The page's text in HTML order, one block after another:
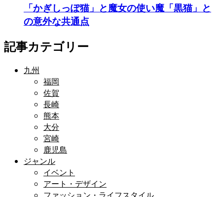
「かぎしっぽ猫」と魔女の使い魔「黒猫」と
の意外な共通点
記事カテゴリー
九州
福岡
佐賀
長崎
熊本
大分
宮崎
鹿児島
ジャンル
イベント
アート・デザイン